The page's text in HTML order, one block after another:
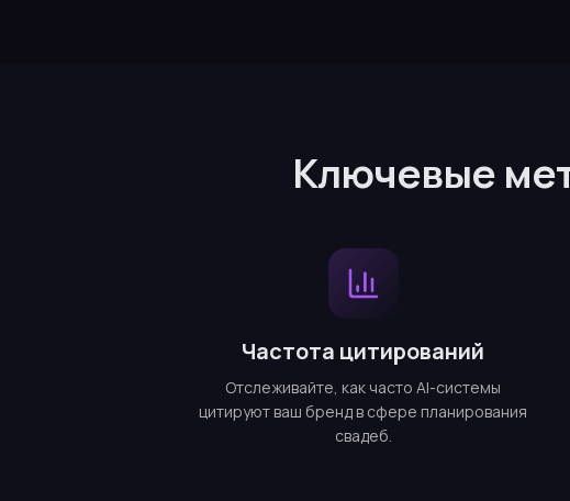
Ключевые
Частота цитирований
Отслеживайте, как часто AI-системы
цитируют ваш бренд в сфере планирования
свадеб.